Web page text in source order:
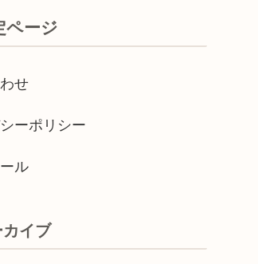
ページ
せ
ーポリシー
ル
カイブ